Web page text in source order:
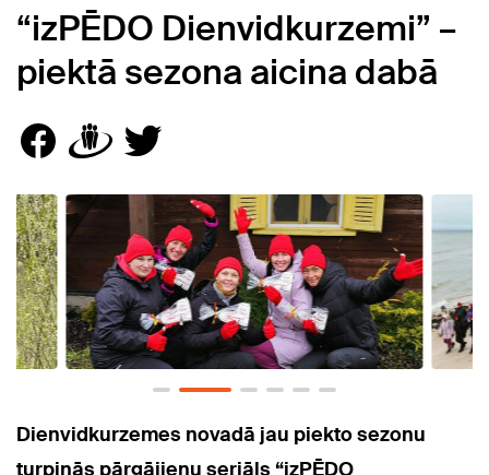
“izPĒDO Dienvidkurzemi” –
piektā sezona aicina dabā
Dienvidkurzemes novadā jau piekto sezonu
turpinās pārgājienu seriāls “izPĒDO